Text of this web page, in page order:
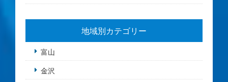
地域別カテゴリー
富山
金沢